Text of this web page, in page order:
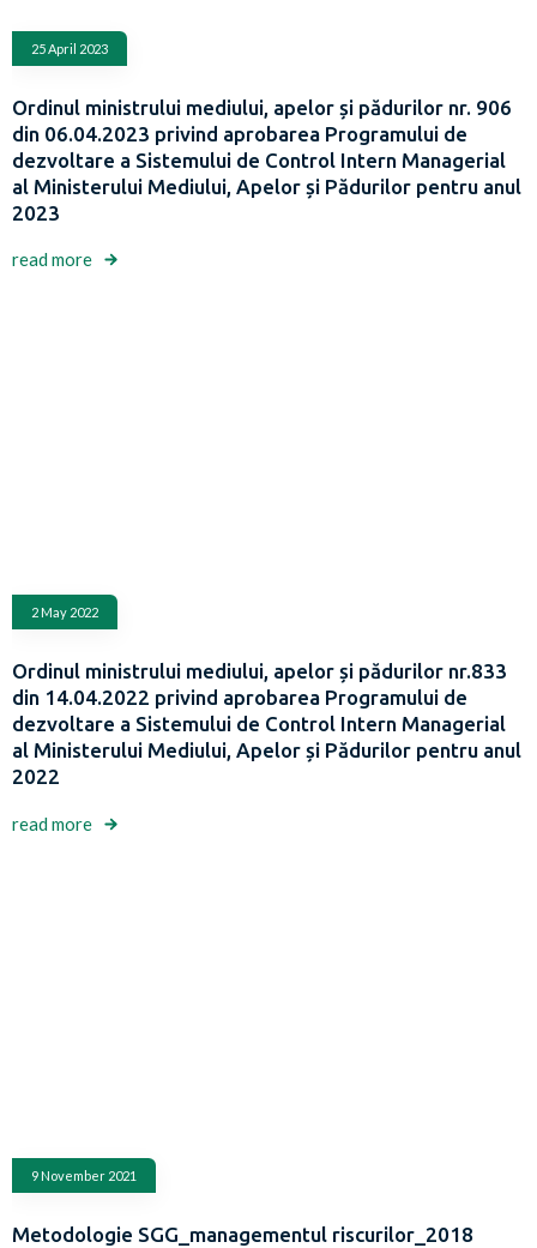
25 April 2023
Ordinul ministrului mediului, apelor și pădurilor nr. 906
din 06.04.2023 privind aprobarea Programului de
dezvoltare a Sistemului de Control Intern Managerial
al Ministerului Mediului, Apelor și Pădurilor pentru anul
2023
read more
2 May 2022
Ordinul ministrului mediului, apelor și pădurilor nr.833
din 14.04.2022 privind aprobarea Programului de
dezvoltare a Sistemului de Control Intern Managerial
al Ministerului Mediului, Apelor și Pădurilor pentru anul
2022
read more
9 November 2021
Metodologie SGG_managementul riscurilor_2018